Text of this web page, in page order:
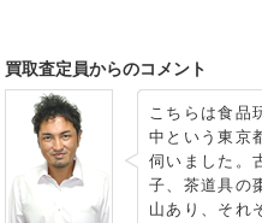
買取査定員からのコメント
こちらは食品
中という東京
伺いました。
子、茶道具の
山あり、それ